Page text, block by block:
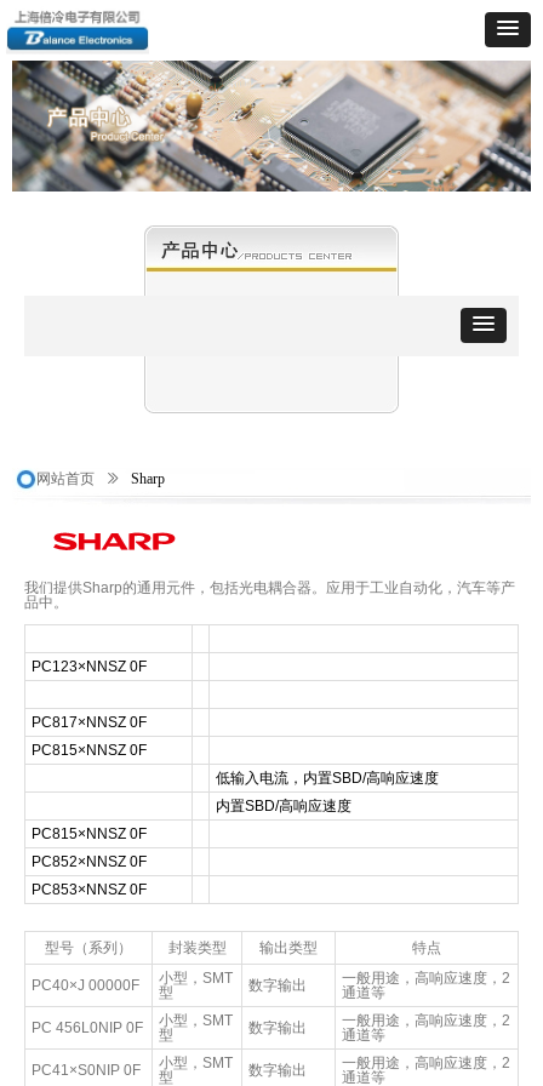
网站首页 ꅀ Sharp
我们提供Sharp的通用元件，包括光电耦合器。应用于工业自动化，汽车等产
品中。
PC123×NNSZ 0F
PC817×NNSZ 0F
PC815×NNSZ 0F
低输入电流，内置SBD/高响应速度
内置SBD/高响应速度
PC815×NNSZ 0F
PC852×NNSZ 0F
PC853×NNSZ 0F
型号（系列） 封装类型 输出类型 特点
PC40×J 00000F
小型，SMT
型
数字输出
一般用途，高响应速度，2
通道等
PC 456L0NIP 0F
小型，SMT
型
数字输出
一般用途，高响应速度，2
通道等
PC41×S0NIP 0F
小型，SMT
型
数字输出
一般用途，高响应速度，2
通道等